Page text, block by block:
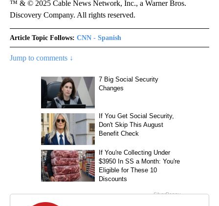
™ & © 2025 Cable News Network, Inc., a Warner Bros.
Discovery Company. All rights reserved.
Article Topic Follows: CNN - Spanish
Jump to comments ↓